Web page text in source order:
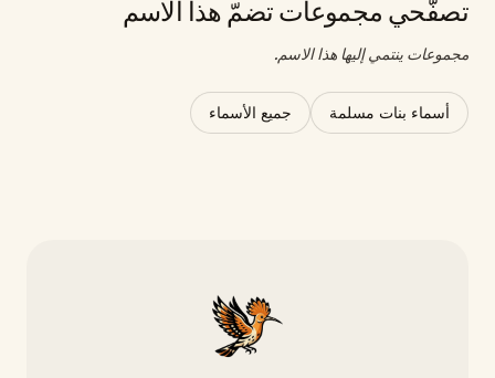
تصفّحي مجموعات تضمّ هذا الاسم
مجموعات ينتمي إليها هذا الاسم.
أسماء بنات مسلمة جميع الأسماء